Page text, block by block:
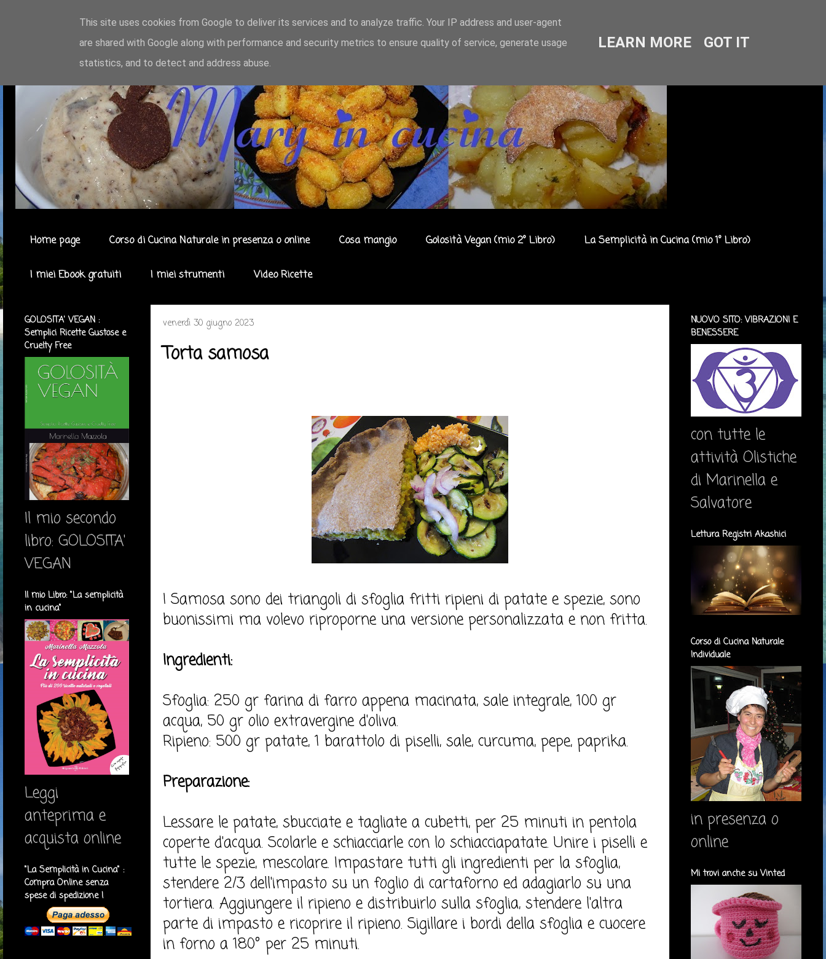
Home page Corso di Cucina Naturale in presenza o online Cosa mangio Golosità Vegan (mio 2° Libro) La Semplicità in Cucina (mio 1° Libro)
I miei Ebook gratuiti I miei strumenti Video Ricette
venerdì 30 giugno 2023
Torta samosa
I Samosa sono dei triangoli di sfoglia fritti ripieni di patate e spezie, sono
buonissimi ma volevo riproporne una versione personalizzata e non fritta.
Ingredienti:
Sfoglia: 250 gr farina di farro appena macinata, sale integrale, 100 gr
acqua, 50 gr olio extravergine d'oliva.
Ripieno: 500 gr patate, 1 barattolo di piselli, sale, curcuma, pepe, paprika.
Preparazione:
Lessare le patate, sbucciate e tagliate a cubetti, per 25 minuti in pentola
coperte d'acqua. Scolarle e schiacciarle con lo schiacciapatate. Unire i piselli e
tutte le spezie, mescolare. Impastare tutti gli ingredienti per la sfoglia,
stendere 2/3 dell'impasto su un foglio di cartaforno ed adagiarlo su una
tortiera. Aggiungere il ripieno e distribuirlo sulla sfoglia, stendere l'altra
parte di impasto e ricoprire il ripieno. Sigillare i bordi della sfoglia e cuocere
in forno a 180° per 25 minuti.
GOLOSITA' VEGAN :
Semplici Ricette Gustose e
Cruelty Free
Il mio secondo
libro: GOLOSITA'
VEGAN
Il mio Libro: "La semplicità
in cucina"
Leggi
anteprima e
acquista online
"La Semplicità in Cucina" :
Compra Online senza
spese di spedizione !
NUOVO SITO: VIBRAZIONI E
BENESSERE
con tutte le
attività Olistiche
di Marinella e
Salvatore
Lettura Registri Akashici
Corso di Cucina Naturale
Individuale
in presenza o
online
Mi trovi anche su Vinted
This site uses cookies from Google to deliver its services and to analyze traffic. Your IP address and user-agent
are shared with Google along with performance and security metrics to ensure quality of service, generate usage
statistics, and to detect and address abuse.
LEARN MORE GOT IT